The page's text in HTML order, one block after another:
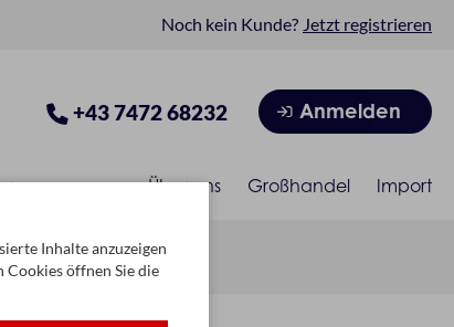
Noch kein Kunde? Jetzt registrieren
+43 7472 68232 Anmelden
Über uns Großhandel Import
Inhalte anzuzeigen
öffnen Sie die